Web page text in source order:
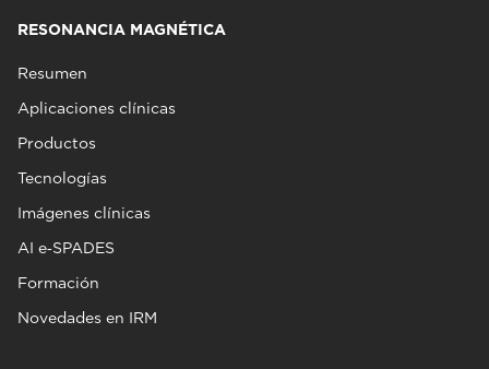
RESONANCIA MAGNÉTICA
Resumen
Aplicaciones clínicas
Productos
Tecnologías
Imágenes clínicas
AI e‑SPADES
Formación
Novedades en IRM